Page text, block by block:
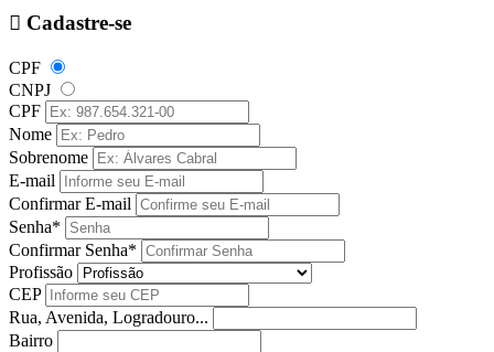
Cadastre-se
CPF
CNPJ
CPF
Nome
Sobrenome
E-mail
Confirmar E-mail
Senha*
Confirmar Senha*
Profissão
CEP
Rua, Avenida, Logradouro...
Bairro